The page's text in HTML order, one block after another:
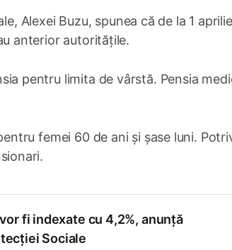
Alexei Buzu, spunea că de la 1 aprilie
anterior autoritățile.
pentru limita de vârstă. Pensia
femei 60 de ani și șase luni.
fi indexate cu 4,2%, anunță
Sociale